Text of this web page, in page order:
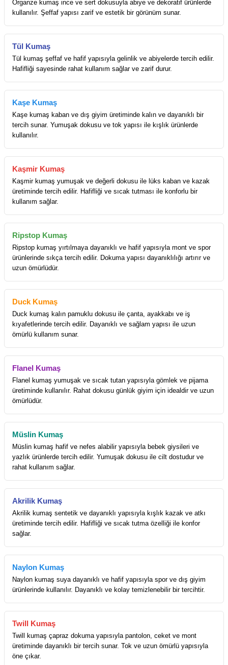
Organze kumaş ince ve sert dokusuyla abiye ve dekoratif ürünlerde
kullanılır. Şeffaf yapısı zarif ve estetik bir görünüm sunar.
Tül Kumaş
Tül kumaş şeffaf ve hafif yapısıyla gelinlik ve abiyelerde tercih edilir.
Hafifliği sayesinde rahat kullanım sağlar ve zarif durur.
Kaşe Kumaş
Kaşe kumaş kaban ve dış giyim üretiminde kalın ve dayanıklı bir
tercih sunar. Yumuşak dokusu ve tok yapısı ile kışlık ürünlerde
kullanılır.
Kaşmir Kumaş
Kaşmir kumaş yumuşak ve değerli dokusu ile lüks kaban ve kazak
üretiminde tercih edilir. Hafifliği ve sıcak tutması ile konforlu bir
kullanım sağlar.
Ripstop Kumaş
Ripstop kumaş yırtılmaya dayanıklı ve hafif yapısıyla mont ve spor
ürünlerinde sıkça tercih edilir. Dokuma yapısı dayanıklılığı artırır ve
uzun ömürlüdür.
Duck Kumaş
Duck kumaş kalın pamuklu dokusu ile çanta, ayakkabı ve iş
kıyafetlerinde tercih edilir. Dayanıklı ve sağlam yapısı ile uzun
ömürlü kullanım sunar.
Flanel Kumaş
Flanel kumaş yumuşak ve sıcak tutan yapısıyla gömlek ve pijama
üretiminde kullanılır. Rahat dokusu günlük giyim için idealdir ve uzun
ömürlüdür.
Müslin Kumaş
Müslin kumaş hafif ve nefes alabilir yapısıyla bebek giysileri ve
yazlık ürünlerde tercih edilir. Yumuşak dokusu ile cilt dostudur ve
rahat kullanım sağlar.
Akrilik Kumaş
Akrilik kumaş sentetik ve dayanıklı yapısıyla kışlık kazak ve atkı
üretiminde tercih edilir. Hafifliği ve sıcak tutma özelliği ile konfor
sağlar.
Naylon Kumaş
Naylon kumaş suya dayanıklı ve hafif yapısıyla spor ve dış giyim
ürünlerinde kullanılır. Dayanıklı ve kolay temizlenebilir bir tercihtir.
Twill Kumaş
Twill kumaş çapraz dokuma yapısıyla pantolon, ceket ve mont
üretiminde dayanıklı bir tercih sunar. Tok ve uzun ömürlü yapısıyla
öne çıkar.